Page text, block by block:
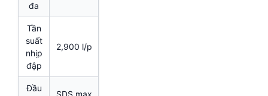
đa
Tần
suất
nhịp
đập
2,900 l/p
Đầu